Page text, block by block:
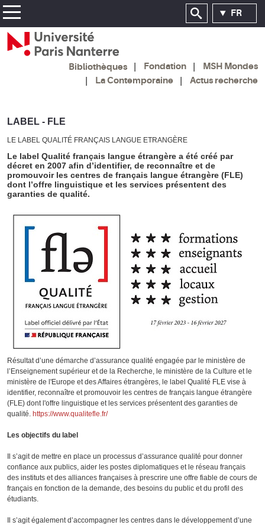
FR
Bibliothèques Fondation
MSH Mondes
La Contemporaine
Actus recherche
LABEL - FLE
LE LABEL QUALITÉ FRANÇAIS LANGUE ETRANGÈRE
Le label Qualité français langue étrangère a été créé par
décret en 2007 afin d’identifier, de reconnaître et de
promouvoir les centres de français langue étrangère (FLE)
dont l’offre linguistique et les services présentent des
garanties de qualité.
Résultat d’une démarche d’assurance qualité engagée par le ministère de
l’Enseignement supérieur et de la Recherche, le ministère de la Culture et le
ministère de l'Europe et des Affaires étrangères, le label Qualité FLE vise à
identifier, reconnaître et promouvoir les centres de français langue étrangère
(FLE) dont l'offre linguistique et les services présentent des garanties de
qualité. https://www.qualitefle.fr/
Les objectifs du label
Il s’agit de mettre en place un processus d’assurance qualité pour donner
confiance aux publics, aider les postes diplomatiques et le réseau français
des instituts et des alliances françaises à prescrire une offre fiable de cours de
français en fonction de la demande, des besoins du public et du profil des
étudiants.
Il s’agit également d’accompagner les centres dans le développement d’une